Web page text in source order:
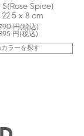
S(Rose Spice)
22.5 x 8 cm
円(税込)
円(税込)
カラーを探す